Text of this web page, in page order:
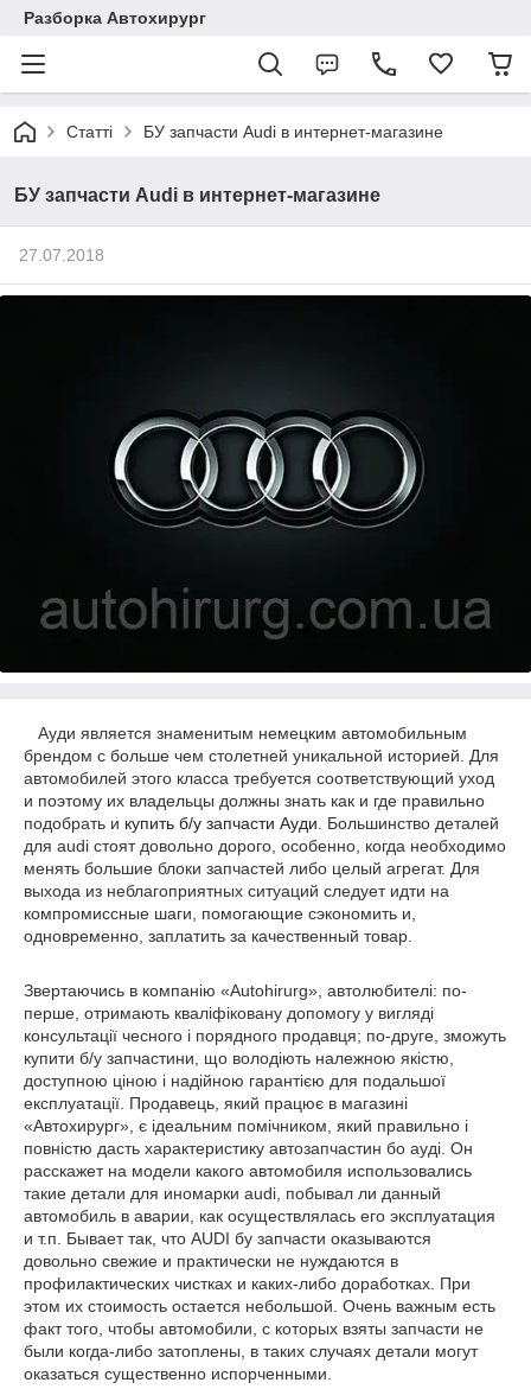
Разборка Автохирург
Статті БУ запчасти Audi в интернет-магазине
БУ запчасти Audi в интернет-магазине
27.07.2018
Ауди является знаменитым немецким автомобильным
брендом с больше чем столетней уникальной историей. Для
автомобилей этого класса требуется соответствующий уход
и поэтому их владельцы должны знать как и где правильно
подобрать и купить б/у запчасти Ауди . Большинство деталей
для audi стоят довольно дорого, особенно, когда необходимо
менять большие блоки запчастей либо целый агрегат. Для
выхода из неблагоприятных ситуаций следует идти на
компромиссные шаги, помогающие сэкономить и,
одновременно, заплатить за качественный товар.
Звертаючись в компанію «Autohirurg», автолюбителі: по-
перше, отримають кваліфіковану допомогу у вигляді
консультації чесного і порядного продавця; по-друге, зможуть
купити б/у запчастини, що володіють належною якістю,
доступною ціною і надійною гарантією для подальшої
експлуатації. Продавець, який працює в магазині
«Автохирург», є ідеальним помічником, який правильно і
повністю дасть характеристику автозапчастин бо ауді. Он
расскажет на модели какого автомобиля использовались
такие детали для иномарки audi, побывал ли данный
автомобиль в аварии, как осуществлялась его эксплуатация
и т.п. Бывает так, что AUDI бу запчасти оказываются
довольно свежие и практически не нуждаются в
профилактических чистках и каких-либо доработках. При
этом их стоимость остается небольшой. Очень важным есть
факт того, чтобы автомобили, с которых взяты запчасти не
были когда-либо затоплены, в таких случаях детали могут
оказаться существенно испорченными.